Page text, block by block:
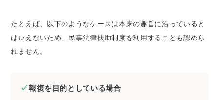
たとえば、以下のようなケースは本来の趣旨に沿っていると
はいえないため、民事法律扶助制度を利用することも認めら
れません。
報復を目的としている場合